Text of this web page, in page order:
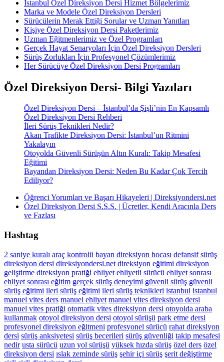
İstanbul Özel Direksiyon Dersi Hizmet Bölgelerimiz
Marka ve Modele Özel Direksiyon Dersleri
Sürücülerin Merak Ettiği Sorular ve Uzman Yanıtları
Kişiye Özel Direksiyon Dersi Paketlerimiz
Uzman Eğitmenlerimiz ve Özel Programları
Gerçek Hayat Senaryoları İçin Özel Direksiyon Dersleri
Sürüş Zorlukları İçin Profesyonel Çözümlerimiz
Her Sürücüye Özel Direksiyon Dersi Programları
Özel Direksiyon Dersi- Bilgi Yazıları
Özel Direksiyon Dersi – İstanbul’da Şişli’nin En Kapsamlı
Özel Direksiyon Dersi Rehberi
İleri Sürüş Teknikleri Nedir?
Akan Trafikte Direksiyon Dersi: İstanbul’un Ritmini
Yakalayın
Otoyolda Güvenli Sürüşün Altın Kuralı: Takip Mesafesi
Eğitimi
Bayandan Direksiyon Dersi: Neden Bu Kadar Çok Tercih
Ediliyor?
Öğrenci Yorumları ve Başarı Hikayeleri | Direksiyondersi.net
Özel Direksiyon Dersi S.S.S. | Ücretler, Kendi Aracınla Ders
ve Fazlası
Hashtag
2 saniye kuralı araç kontrolü bayan direksiyon hocası defansif sürüş
direksiyon dersi direksiyondersi.net direksiyon eğitimi direksiyon
geliştirme direksiyon pratiği ehliyet ehliyetli sürücü ehliyet sonrası
ehliyet sonrası eğitim gerçek sürüş deneyimi güvenli sürüş güvenli
sürüş eğitimi ileri sürüş eğitimi ileri sürüş teknikleri istanbul istanbul
manuel vites ders manuel ehliyet manuel vites direksiyon dersi
manuel vites pratiği otomatik vites direksiyon dersi otoyolda araba
kullanmak otoyol direksiyon dersi otoyol sürüşü park etme dersi
profesyonel direksiyon eğitmeni profesyonel sürücü rahat direksiyon
dersi sürüş anksiyetesi sürüş becerileri sürüş güvenliği takip mesafesi
nedir usta sürücü uzun yol sürüşü yüksek hızda sürüş özel ders özel
direksiyon dersi ıslak zeminde sürüş şehir içi sürüş şerit değiştirme